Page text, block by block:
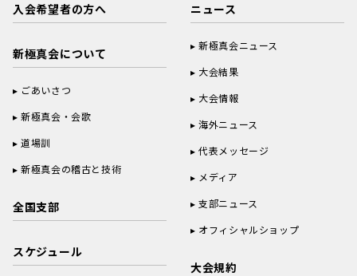
入会希望者の方へ
新極真会について
ごあいさつ
新極真会・会歌
道場訓
新極真会の稽古と技術
全国支部
スケジュール
ニュース
新極真会ニュース
大会結果
大会情報
海外ニュース
代表メッセージ
メディア
支部ニュース
オフィシャルショップ
大会規約